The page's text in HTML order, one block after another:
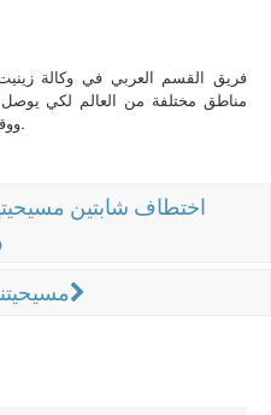
فريق القسم العربي في وكالة
مناطق مختلفة من العالم لكي
ووقع صدى الإنجيل الحي.
اختطاف شابتين